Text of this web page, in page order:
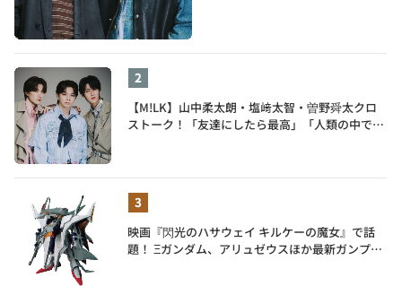
【M!LK】山中柔太朗・塩﨑太智・曽野舜太クロ
ストーク！「友達にしたら最高」「人類の中で桁
映画『閃光のハサウェイ キルケーの魔女』で話
題！ Ξガンダム、アリュゼウスほか最新ガンプラ